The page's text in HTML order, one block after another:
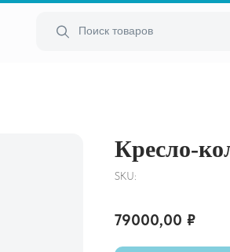
Поиск товаров
Кресло-
SKU:
79000,00 ₽